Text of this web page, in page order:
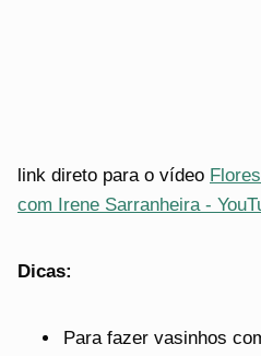
link direto para o vídeo
com Irene Sarranheira -
Dicas:
Para fazer vasinhos